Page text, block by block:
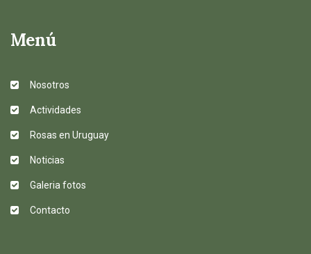
Menú
Nosotros
Actividades
Rosas en Uruguay
Noticias
Galeria fotos
Contacto